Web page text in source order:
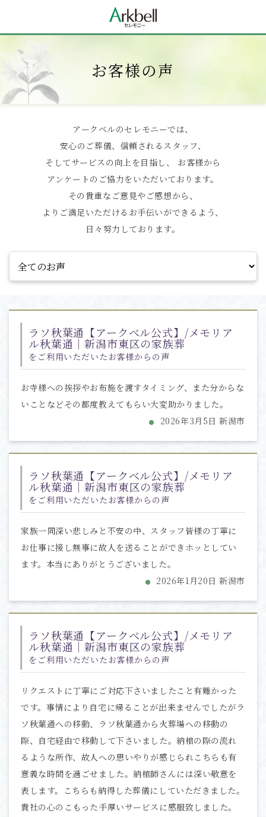
お客様の声
アークベルのセレモニーでは、
安心のご葬儀、信頼されるスタッフ、
そしてサービスの向上を目指し、
お客様から
アンケートのご協力をいただいております。
その貴重なご意見やご感想から、
よりご満足いただけるお手伝いができるよう、
日々努力しております。
ラソ秋葉通【アークベル公式】/メモリア
ル秋葉通｜新潟市東区の家族葬
をご利用いただいたお客様からの声
お寺様への挨拶やお布施を渡すタイミング、また分からな
いことなどその都度教えてもらい大変助かりました。
2026年3月5日 新潟市
ラソ秋葉通【アークベル公式】/メモリア
ル秋葉通｜新潟市東区の家族葬
をご利用いただいたお客様からの声
家族一同深い悲しみと不安の中、スタッフ皆様の丁寧に
お仕事に接し無事に故人を送ることができホッとしてい
ます。本当にありがとうございました。
2026年1月20日 新潟市
ラソ秋葉通【アークベル公式】/メモリア
ル秋葉通｜新潟市東区の家族葬
をご利用いただいたお客様からの声
リクエストに丁寧にご対応下さいましたこと有難かった
です。事情により自宅に帰ることが出来ませんでしたがラ
ソ秋葉通への移動、ラソ秋葉通から火葬場への移動の
際、自宅経由で移動して下さいました。納棺の際の流れ
るような所作、故人への思いやりが感じられこちらも有
意義な時間を過ごせました。納棺師さんには深い敬意を
表します。こちらも納得した葬儀にしていただきました。
貴社の心のこもった手厚いサービスに感服致しました。